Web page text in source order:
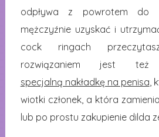
odpływa z powrotem do
mężczyźnie uzyskać i
cock ringach
rozwiązaniem jest
specjalną nakładkę na penisa,
wiotki członek, a która
lub po prostu zakupienie dilda